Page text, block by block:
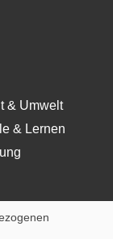
& Umwelt
& Lernen